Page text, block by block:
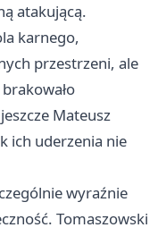
atakującą.
karnego,
przestrzeni, ale
Mateusz
ich uderzenia nie
wyraźnie
Tomaszowski